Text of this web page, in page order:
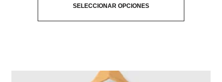
SELECCIONAR OPCIONES